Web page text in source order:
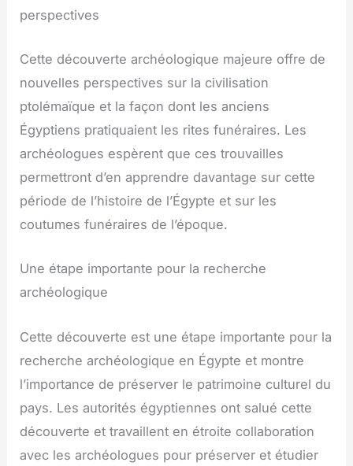
perspectives
Cette découverte archéologique majeure offre de
nouvelles perspectives sur la civilisation
ptolémaïque et la façon dont les anciens
Égyptiens pratiquaient les rites funéraires. Les
archéologues espèrent que ces trouvailles
permettront d’en apprendre davantage sur cette
période de l’histoire de l’Égypte et sur les
coutumes funéraires de l’époque.
Une étape importante pour la recherche
archéologique
Cette découverte est une étape importante pour la
recherche archéologique en Égypte et montre
l’importance de préserver le patrimoine culturel du
pays. Les autorités égyptiennes ont salué cette
découverte et travaillent en étroite collaboration
avec les archéologues pour préserver et étudier